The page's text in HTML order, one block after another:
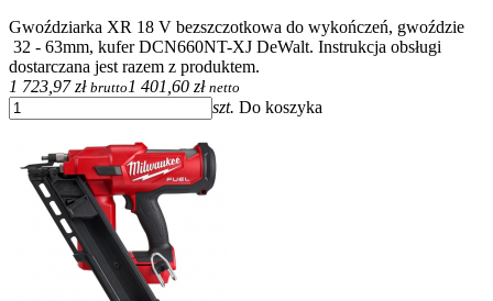
Gwoździarka XR 18 V bezszczotkowa do wykończeń, gwoździe
32 - 63mm, kufer DCN660NT-XJ DeWalt. Instrukcja obsługi
dostarczana jest razem z produktem.
1 723,97 zł brutto 1 401,60 zł netto
szt. Do koszyka